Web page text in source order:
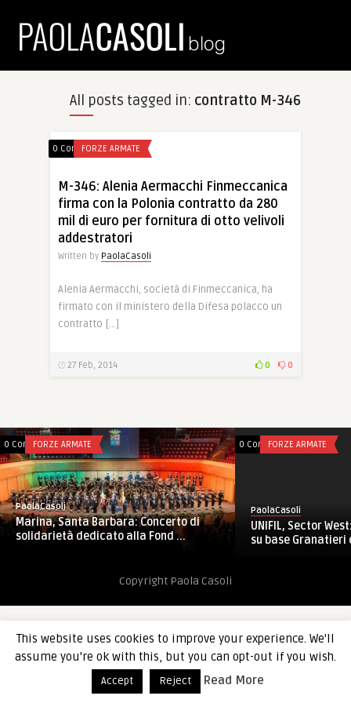
All posts tagged in: contratto M-346
0 CommentsFORZE ARMATE
M-346: Alenia Aermacchi Finmeccanica
firma con la Polonia contratto da 280
mil di euro per fornitura di otto velivoli
addestratori
Written by PaolaCasoli
Alenia Aermacchi, società di Finmeccanica, ha
firmato con il ministero della Difesa polacco un
contratto […]
27 Feb, 2014 0 0
0 CommentsFORZE ARMATE
PaolaCasoli
Marina, Santa Barbara: Concerto di
solidarietà dedicato alla Fond ...
0 CommentsFORZE ARMATE
PaolaCasoli
UNIFIL, Sector
su base Granatieri
Copyright Paola Casoli
This website uses cookies to improve your experience. We'll
assume you're ok with this, but you can opt-out if you wish.
Accept Reject Read More